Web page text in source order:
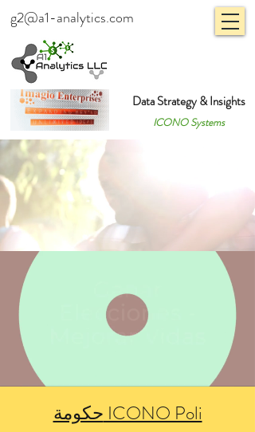
g2@a1-analytics.com
Data Strategy & Insights
ICONO Systems
حكومة ICONO Poli